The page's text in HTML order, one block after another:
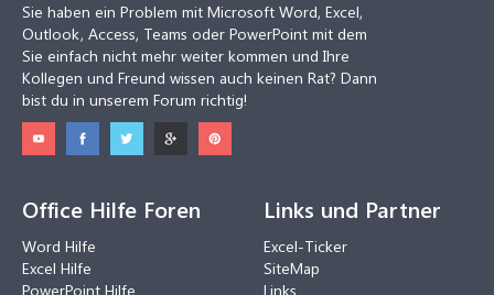
Sie haben ein Problem mit Microsoft Word, Excel,
Outlook, Access, Teams oder PowerPoint mit dem
Sie einfach nicht mehr weiter kommen und Ihre
Kollegen und Freund wissen auch keinen Rat? Dann
bist du in unserem Forum richtig!
Office Hilfe Foren
Word Hilfe
Excel Hilfe
PowerPoint Hilfe
Links und Partner
Excel-Ticker
SiteMap
Links